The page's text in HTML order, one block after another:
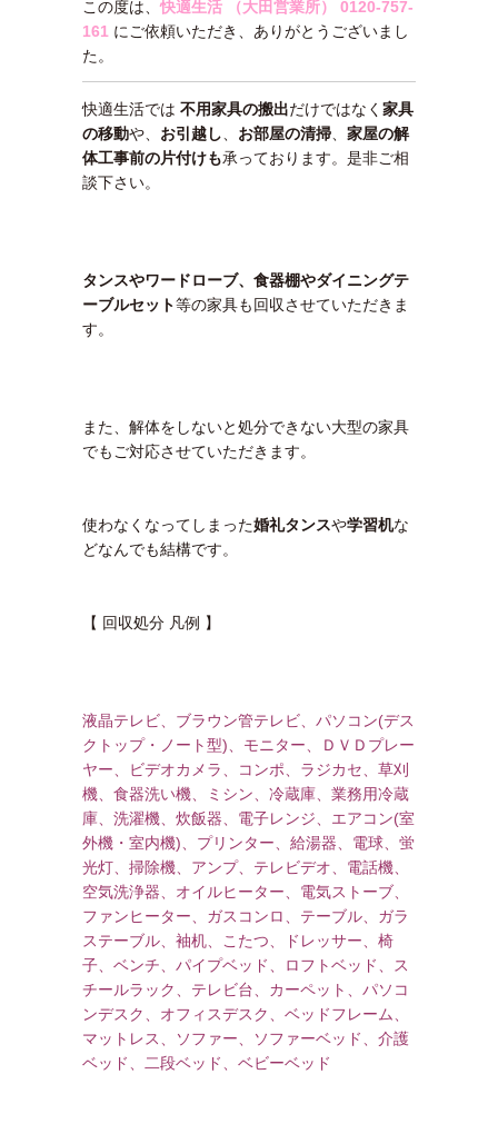
この度は、快適生活 （大田営業所）
0120-757-
161 にご依頼いただき、ありがとうございまし
た。
快適生活では 不用家具の搬出だけではなく 家具
の移動や、 お引越し お部屋の清掃
家屋の解
体工事前の片付けも承っております。是非ご相
談下さい。
タンスやワードローブ、食器棚やダイニングテ
ーブルセット等の家具も回収させていただきま
す。
また、解体をしないと処分できない大型の家具
でもご対応させていただきます。
使わなくなってしまった婚礼タンスや学習机な
どなんでも結構です。
【 回収処分 凡例 】
液晶テレビ、ブラウン管テレビ、パソコン(デス
クトップ・ノート型)、モニター、ＤＶＤプレー
ヤー、ビデオカメラ、コンポ、ラジカセ、草刈
機、食器洗い機、ミシン、冷蔵庫、業務用冷蔵
庫、洗濯機、炊飯器、電子レンジ、エアコン(室
外機・室内機)、プリンター、給湯器、電球、蛍
光灯、掃除機、アンプ、テレビデオ、電話機、
空気洗浄器、オイルヒーター、電気ストーブ、
ファンヒーター、ガスコンロ、テーブル、ガラ
ステーブル、袖机、こたつ、ドレッサー、椅
子、ベンチ、パイプベッド、ロフトベッド、ス
チールラック、テレビ台、カーペット、パソコ
ンデスク、オフィスデスク、ベッドフレーム、
マットレス、ソファー、ソファーベッド、介護
ベッド、二段ベッド、ベビーベッド